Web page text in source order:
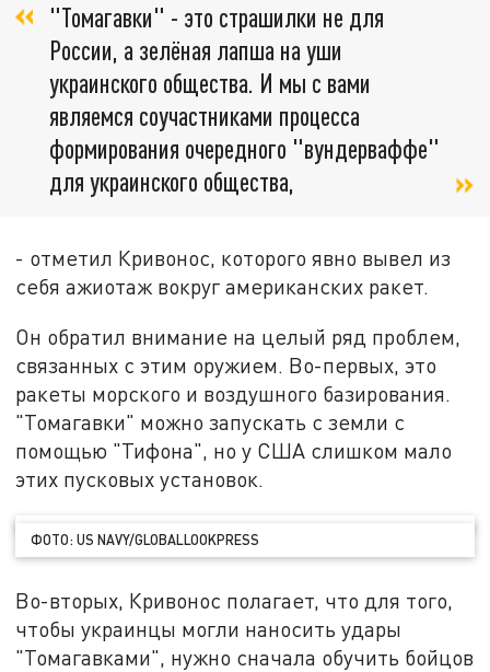
"Томагавки" - это страшилки не для
России, а зелёная лапша на уши
украинского общества. И мы с вами
являемся соучастниками процесса
формирования очередного "вундерваффе"
для украинского общества,
- отметил Кривонос, которого явно вывел из
себя ажиотаж вокруг американских ракет.
Он обратил внимание на целый ряд проблем,
связанных с этим оружием. Во-первых, это
ракеты морского и воздушного базирования.
"Томагавки" можно запускать с земли с
помощью "Тифона", но у США слишком мало
этих пусковых установок.
ФОТО: US NAVY/GLOBALLOOKPRESS
Во-вторых, Кривонос полагает, что для того,
чтобы украинцы могли наносить удары
"Томагавками", нужно сначала обучить бойцов